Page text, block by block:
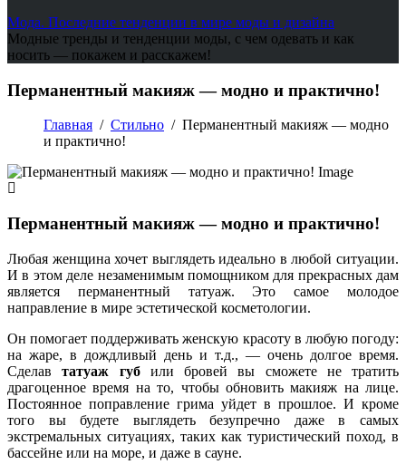
Мода. Последние тенденции в мире моды и дизайна
Модные тренды и тенденции моды, с чем одевать и как
носить — покажем и расскажем!
Перманентный макияж — модно и практично!
Главная / Стильно / Перманентный макияж — модно
и практично!
Перманентный макияж — модно и практично!
Любая женщина хочет выглядеть идеально в любой ситуации.
И в этом деле незаменимым помощником для прекрасных дам
является перманентный татуаж. Это самое молодое
направление в мире эстетической косметологии.
Он помогает поддерживать женскую красоту в любую погоду:
на жаре, в дождливый день и т.д., — очень долгое время.
Сделавтатуаж губили бровей вы сможете не тратить
драгоценное время на то, чтобы обновить макияж на лице.
Постоянное поправление грима уйдет в прошлое. И кроме
того вы будете выглядеть безупречно даже в самых
экстремальных ситуациях, таких как туристический поход, в
бассейне или на море, и даже в сауне.